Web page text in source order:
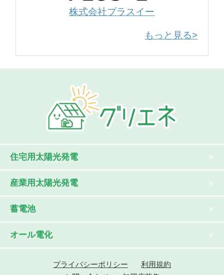
株式会社プラスイー
もっと見る>
住宅用太陽光発電
産業用太陽光発電
蓄電池
オール電化
プライバシーポリシー
利用規約